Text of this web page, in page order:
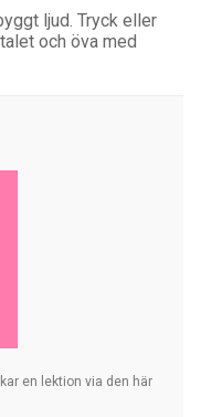
ljud. Tryck eller
och öva med
en lektion via den här